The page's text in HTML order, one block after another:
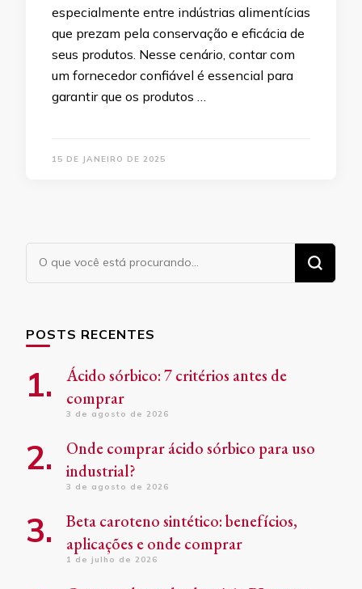
especialmente entre indústrias alimentícias
que prezam pela conservação e eficácia de
seus produtos. Nesse cenário, contar com
um fornecedor confiável é essencial para
garantir que os produtos …
15 DE JANEIRO DE 2025
Procurando
algo?
POSTS RECENTES
Ácido sórbico: 7 critérios antes de
comprar
3 de agosto de 2026
Onde comprar ácido sórbico para uso
industrial?
3 de agosto de 2026
Beta caroteno sintético: benefícios,
aplicações e onde comprar
1 de julho de 2026